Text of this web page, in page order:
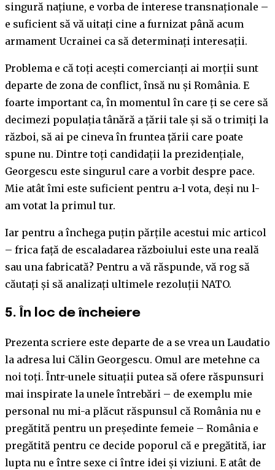
singură națiune, e vorba de interese transnaționale –
e suficient să vă uitați cine a furnizat până acum
armament Ucrainei ca să determinați interesații.
Problema e că toți acești comercianți ai morții sunt
departe de zona de conflict, însă nu și România. E
foarte important ca, în momentul în care ți se cere să
decimezi populația tânără a țării tale și să o trimiți la
război, să ai pe cineva în fruntea țării care poate
spune nu. Dintre toți candidații la prezidențiale,
Georgescu este singurul care a vorbit despre pace.
Mie atât îmi este suficient pentru a-l vota, deși nu l-
am votat la primul tur.
Iar pentru a închega puțin părțile acestui mic articol
– frica față de escaladarea războiului este una reală
sau una fabricată? Pentru a vă răspunde, vă rog să
căutați și să analizați ultimele rezoluții NATO.
5. În loc de încheiere
Prezenta scriere este departe de a se vrea un Laudatio
la adresa lui Călin Georgescu. Omul are metehne ca
noi toți. Într-unele situații putea să ofere răspunsuri
mai inspirate la unele întrebări – de exemplu mie
personal nu mi-a plăcut răspunsul că România nu e
pregătită pentru un președinte femeie – România e
pregătită pentru ce decide poporul că e pregătită, iar
lupta nu e între sexe ci între idei și viziuni. E atât de